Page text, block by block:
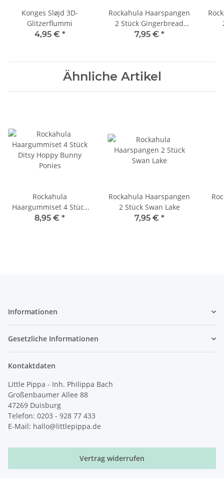
Konges Sløjd 3D-
Glitzerflummi
4,95 € *
Rockahula Haarspangen
2 Stück Gingerbread
House
7,95 € *
Ähnliche Artikel
Rockahula
Haargummiset 4 Stück
Ditsy Hoppy Bunny
8,95 € *
Rockahula Haarspangen
2 Stück Swan Lake
7,95 € *
Informationen
Gesetzliche Informationen
Kontaktdaten
Little Pippa - Inh. Philippa Bach
Großenbaumer Allee 88
47269 Duisburg
Telefon: 0203 - 928 77 433
E-Mail: hallo@littlepippa.de
Vertrag widerrufen